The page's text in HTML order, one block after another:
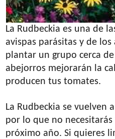
La Rudbeckia es una de
avispas parásitas y de
plantar un grupo cerca
abejorros mejorarán la
producen tus tomates.
La Rudbeckia se
por lo que no necesitarás
próximo año. Si quieres